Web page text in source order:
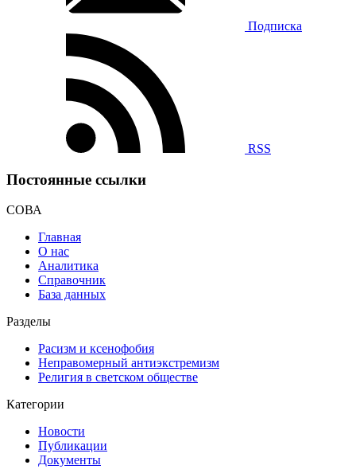
Подписка
RSS
Постоянные ссылки
СОВА
Главная
О нас
Аналитика
Справочник
База данных
Разделы
Расизм и ксенофобия
Неправомерный антиэкстремизм
Религия в светском обществе
Категории
Новости
Публикации
Документы